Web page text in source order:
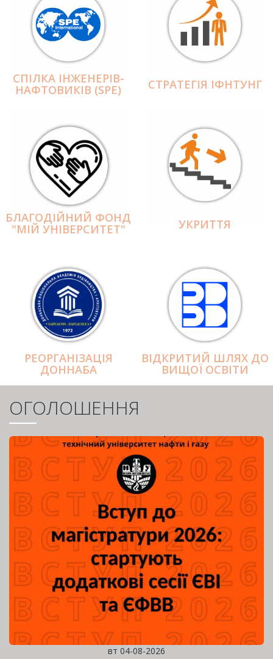
СПІЛКА ІНЖЕНЕРІВ-
НАФТОВИКІВ (SPE) СТРАТЕГІЯ ІФНТУНГ
БЛАГОДІЙНИЙ ФОНД
"МІЙ УНІВЕРСИТЕТ" УКРИТТЯ
РЕОРГАНІЗАЦІЯ
ДОННАБА
ВІДКРИТИЙ ШЛЯХ ДО
ВИЩОЇ ОСВІТИ
ОГОЛОШЕННЯ
вт 04-08-2026